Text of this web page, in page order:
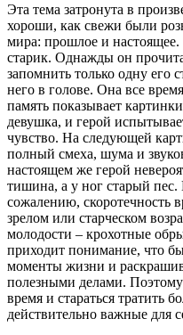
Эта тема затронута в
хороши, как свежи были
мира: прошлое и
старик. Однажды он
запомнить только одну его
него в голове. Она все
память показывает
девушка, и герой
чувство. На следующей
полный смеха, шума и
настоящем же герой
тишина, а у ног старый
сожалению, скоротечность
зрелом или старческом
молодости – крохотные
приходит понимание, что
моменты жизни и
полезными делами.
время и стараться тратить
действительно важные для